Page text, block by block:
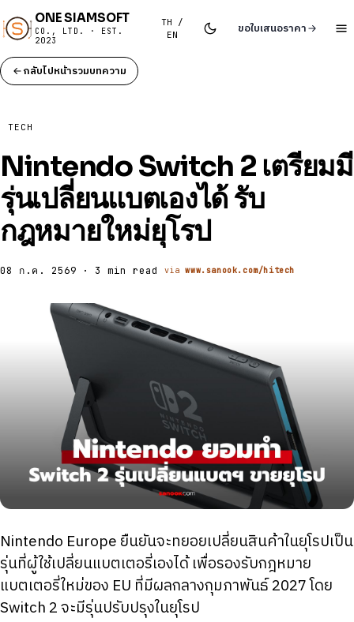
ONE SIAMSOFT
CO., LTD. · EST.
2023
TH /
EN
ขอใบเสนอราคา
กลับไปหน้ารวมบทความ
TECH
Nintendo Switch 2 เตรียมมี
รุ่นเปลี่ยนแบตเองได้ รับ
กฎหมายใหม่ยุโรป
08 ก.ค. 2569 · 3 min read viawww.sanook.com/hitech
Nintendo Europe ยืนยันจะทยอยเปลี่ยนสินค้าในยุโรปเป็น
รุ่นที่ผู้ใช้เปลี่ยนแบตเตอรี่เองได้ เพื่อรองรับกฎหมาย
แบตเตอรี่ใหม่ของ EU ที่มีผลกลางกุมภาพันธ์ 2027 โดย
Switch 2 จะมีรุ่นปรับปรุงในยุโรป